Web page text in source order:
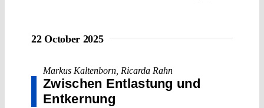
22 October 2025
Markus Kaltenborn Ricarda Rahn
Zwischen Entlastung und
Entkernung